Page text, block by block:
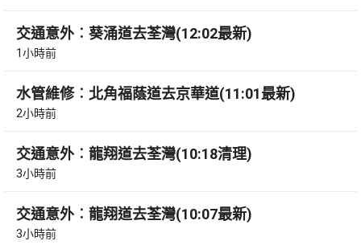
交通意外︰葵涌道去荃灣(12:02最新)
1小時前
水管維修︰北角福蔭道去京華道(11:01最新)
2小時前
交通意外︰龍翔道去荃灣(10:18清理)
3小時前
交通意外︰龍翔道去荃灣(10:07最新)
3小時前